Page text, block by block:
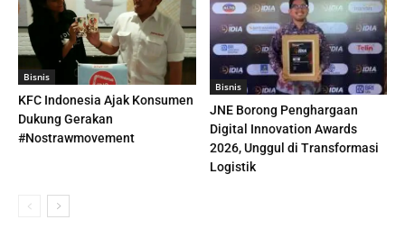
Bisnis
KFC Indonesia Ajak Konsumen
Dukung Gerakan
#Nostrawmovement
Bisnis
JNE Borong Penghargaan
Digital Innovation Awards
2026, Unggul di Transformasi
Logistik